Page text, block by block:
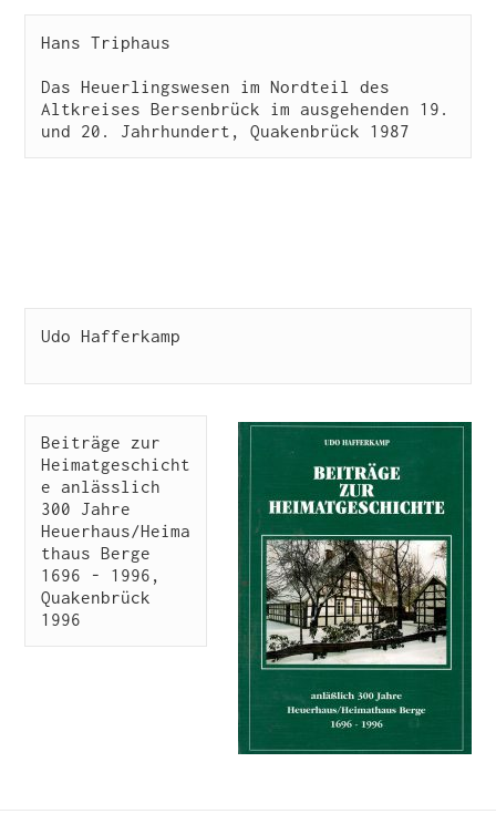
Hans Triphaus
Das Heuerlingswesen im Nordteil des
Altkreises Bersenbrück im ausgehenden 19.
und 20. Jahrhundert, Quakenbrück 1987
Udo Hafferkamp
Beiträge zur
Heimatgeschicht
e anlässlich
300 Jahre
Heuerhaus/Heima
thaus Berge
1696 - 1996,
Quakenbrück
1996